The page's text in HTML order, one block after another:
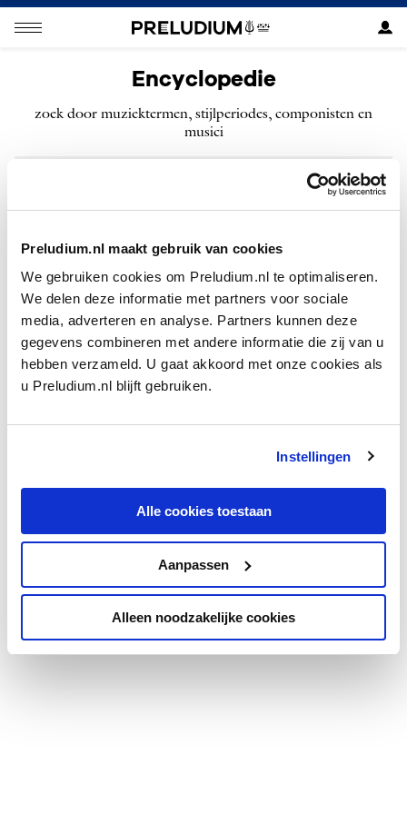
Preludium.nl maakt gebruik van cookies
We gebruiken cookies om Preludium.nl te optimaliseren.
We delen deze informatie met partners voor sociale
media, adverteren en analyse. Partners kunnen deze
gegevens combineren met andere informatie die zij van u
hebben verzameld. U gaat akkoord met onze cookies als
u Preludium.nl blijft gebruiken.
Instellingen
Alle cookies toestaan
Aanpassen
Alleen noodzakelijke cookies
Encyclopedie
zoek door muziektermen, stijlperiodes, componisten en
musici
ZOEKEN
H Haydn, Joseph
Händel, Georg Friedrich